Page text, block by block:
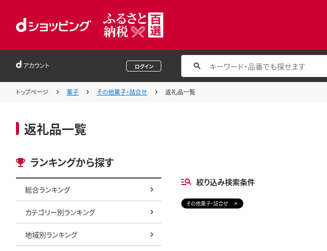
アカウント ログイン
トップページ 菓子 その他菓子・詰合せ 返礼品一覧
返礼品一覧
ランキングから探す
総合ランキング
カテゴリー別ランキング
地域別ランキング
絞り込み検索条件
その他菓子・詰合せ